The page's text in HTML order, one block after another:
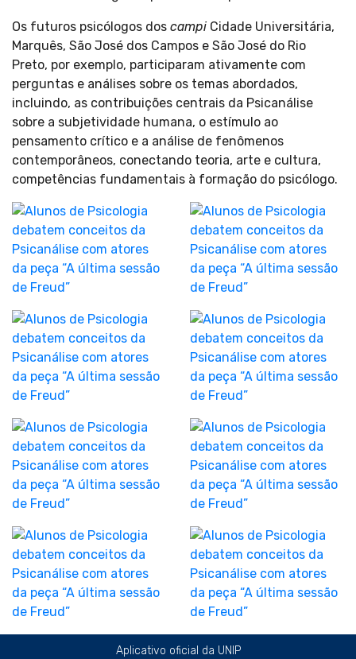
Os futuros psicólogos dos campi Cidade Universitária,
Marquês, São José dos Campos e São José do Rio
Preto, por exemplo, participaram ativamente com
perguntas e análises sobre os temas abordados,
incluindo, as contribuições centrais da Psicanálise
sobre a subjetividade humana, o estímulo ao
pensamento crítico e a análise de fenômenos
contemporâneos, conectando teoria, arte e cultura,
competências fundamentais à formação do psicólogo.
Aplicativo oficial da UNIP